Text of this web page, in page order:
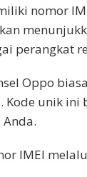
nomor
perangkat
Oppo
Kode unik ini
IMEI